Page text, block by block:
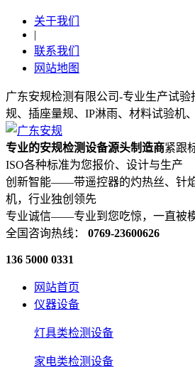
关于我们
|
联系我们
网站地图
广东安规检测有限公司-专业生产试
规、插座量规、IP淋雨、材料试验机
专业的安规检测设备源头制造商紧跟
ISO各种标准为您报价、设计与生产
创新智能——带遥控器的灼热丝、针
机，行业独创领先
专业诚信——专业到您吃惊，一直被
全国咨询热线： 0769-23600626
136 5000 0331
网站首页
仪器设备
灯具类检测设备
家电类检测设备